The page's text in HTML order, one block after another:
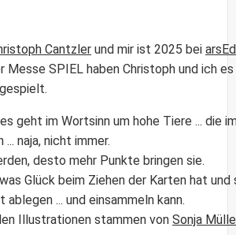
Cantzler und mir ist 2025 bei
Messe SPIEL haben Christoph und ich
geht im Wortsinn um hohe Tiere ... die
naja, nicht immer.
desto mehr Punkte bringen sie.
Glück beim Ziehen der Karten hat und
... und einsammeln kann.
Illustrationen stammen von Sonja